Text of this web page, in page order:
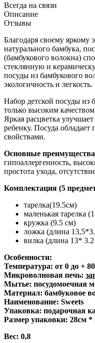
Всегда на связи
Описание
Отзывы
Благодаря своему яркому
натурального бамбука,
(бамбукового волокна)
стеклянную и
посуды из бамбукового
экологичность и легкость.
Набор детской посуды из
только высоким
Яркая расцветка
ребенку. Посуда
свойствами.
Основные
гипоаллергенность,
простота ухода,
Комплектация (5
тарелка(19.5см)
маленькая тарелка
кружка (9.5 см)
ложка (длина
вилка (длина 13*
Особенности:
Температура: от 0 до +
Микроволновая печь:
Мытье: посудомоечная
Материал: бамбуковое
Наименование: Sweets
Упаковка: подарочная
Размер упаковки: 28см *
Вес: 0,8